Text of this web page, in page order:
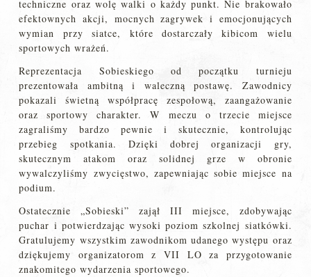
techniczne oraz wolę walki o każdy punkt. Nie brakowało
efektownych akcji, mocnych zagrywek i emocjonujących
wymian przy siatce, które dostarczały kibicom wielu
sportowych wrażeń.
Reprezentacja Sobieskiego od początku turnieju
prezentowała ambitną i waleczną postawę. Zawodnicy
pokazali świetną współpracę zespołową, zaangażowanie
oraz sportowy charakter. W meczu o trzecie miejsce
zagraliśmy bardzo pewnie i skutecznie, kontrolując
przebieg spotkania. Dzięki dobrej organizacji gry,
skutecznym atakom oraz solidnej grze w obronie
wywalczyliśmy zwycięstwo, zapewniając sobie miejsce na
podium.
Ostatecznie „Sobieski” zajął III miejsce, zdobywając
puchar i potwierdzając wysoki poziom szkolnej siatkówki.
Gratulujemy wszystkim zawodnikom udanego występu oraz
dziękujemy organizatorom z VII LO za przygotowanie
znakomitego wydarzenia sportowego.